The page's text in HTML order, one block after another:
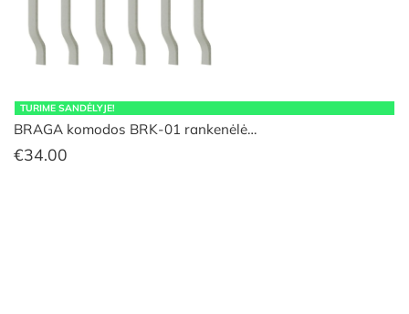
TURIME SANDĖLYJE!
BRAGA komodos BRK-01 rankenėlė…
€34.00